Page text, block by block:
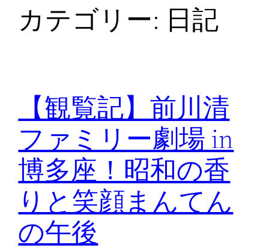
カテゴリー: 日記
【観覧記】前川清
ファミリー劇場 in
博多座！昭和の香
りと笑顔まんてん
の午後